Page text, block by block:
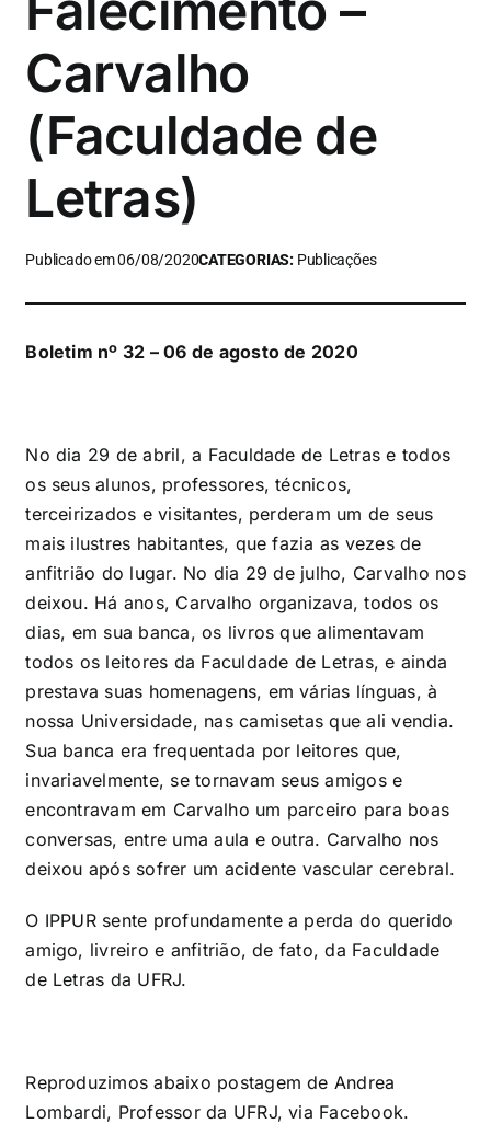
Carvalho
(Faculdade de
Letras)
Publicado em 06/08/2020CATEGORIAS: Publicações
Boletim nº 32 – 06 de agosto de 2020
No dia 29 de abril, a Faculdade de Letras e todos
os seus alunos, professores, técnicos,
terceirizados e visitantes, perderam um de seus
mais ilustres habitantes, que fazia as vezes de
anfitrião do lugar. No dia 29 de julho, Carvalho nos
deixou. Há anos, Carvalho organizava, todos os
dias, em sua banca, os livros que alimentavam
todos os leitores da Faculdade de Letras, e ainda
prestava suas homenagens, em várias línguas, à
nossa Universidade, nas camisetas que ali vendia.
Sua banca era frequentada por leitores que,
invariavelmente, se tornavam seus amigos e
encontravam em Carvalho um parceiro para boas
conversas, entre uma aula e outra. Carvalho nos
deixou após sofrer um acidente vascular cerebral.
O IPPUR sente profundamente a perda do querido
amigo, livreiro e anfitrião, de fato, da Faculdade
de Letras da UFRJ.
Reproduzimos abaixo postagem de Andrea
Lombardi, Professor da UFRJ, via Facebook.